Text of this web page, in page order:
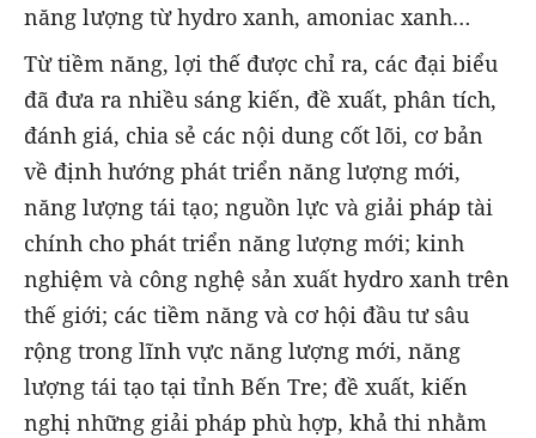
năng lượng từ hydro xanh, amoniac xanh…
Từ tiềm năng, lợi thế được chỉ ra, các đại biểu
đã đưa ra nhiều sáng kiến, đề xuất, phân tích,
đánh giá, chia sẻ các nội dung cốt lõi, cơ bản
về định hướng phát triển năng lượng mới,
năng lượng tái tạo; nguồn lực và giải pháp tài
chính cho phát triển năng lượng mới; kinh
nghiệm và công nghệ sản xuất hydro xanh trên
thế giới; các tiềm năng và cơ hội đầu tư sâu
rộng trong lĩnh vực năng lượng mới, năng
lượng tái tạo tại tỉnh Bến Tre; đề xuất, kiến
nghị những giải pháp phù hợp, khả thi nhằm